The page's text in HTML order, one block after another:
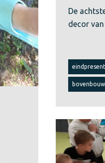
De
decor van
bovenbouw